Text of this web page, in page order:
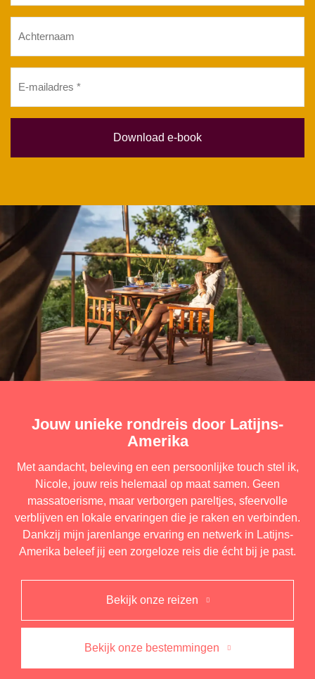
mailadres
(Vereist)
Jouw unieke rondreis door Latijns-
Amerika
Met aandacht, beleving en een persoonlijke touch stel ik,
Nicole, jouw reis helemaal op maat samen. Geen
massatoerisme, maar verborgen pareltjes, sfeervolle
verblijven en lokale ervaringen die je raken en verbinden.
Dankzij mijn jarenlange ervaring en netwerk in Latijns-
Amerika beleef jij een zorgeloze reis die écht bij je past.
Bekijk onze reizen
Bekijk onze bestemmingen